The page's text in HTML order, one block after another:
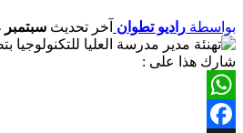
بواسطة راديو تطوان آخر تحديث سبتمبر 14, 2023
شارك هذا على :
WhatsApp